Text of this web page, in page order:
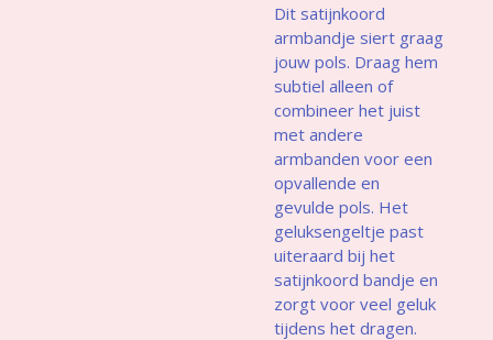
Dit satijnkoord
armbandje siert graag
jouw pols. Draag hem
subtiel alleen of
combineer het juist
met andere
armbanden voor een
opvallende en
gevulde pols. Het
geluksengeltje past
uiteraard bij het
satijnkoord bandje en
zorgt voor veel geluk
tijdens het dragen.